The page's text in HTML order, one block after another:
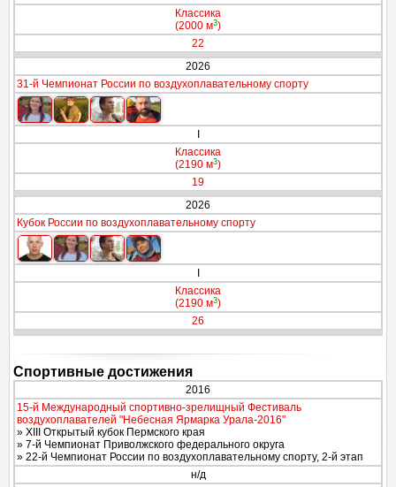
Классика
(2000 м3)
22
2026
31-й Чемпионат России по воздухоплавательному спорту
Классика
(2190 м3)
19
2026
Кубок России по воздухоплавательному спорту
Классика
(2190 м3)
26
Спортивные достижения
2016
15-й Международный спортивно-зрелищный Фестиваль
воздухоплавателей "Небесная Ярмарка Урала-2016"
» XIII Открытый кубок Пермского края
» 7-й Чемпионат Приволжского федерального округа
» 22-й Чемпионат России по воздухоплавательному спорту, 2-й этап
н/д